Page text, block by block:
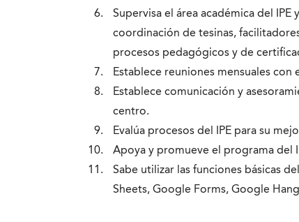
Supervisa el área académica del
coordinación de tesinas,
procesos pedagógicos y de
Establece reuniones mensuales con
Establece comunicación y
centro.
Evalúa procesos del IPE para su
Apoya y promueve el programa del
Sabe utilizar las funciones básicas
Sheets, Google Forms, Google